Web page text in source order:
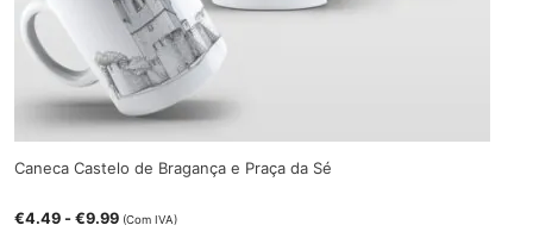
Caneca Castelo de Bragança e Praça da Sé
€4.49 -€9.99 (Com IVA)